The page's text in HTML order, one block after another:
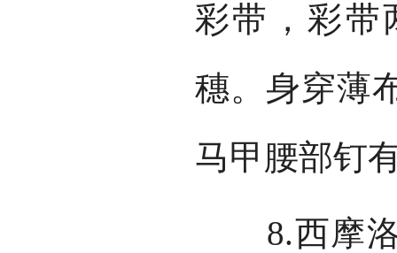
彩带，彩带
穗。身穿薄
马甲腰部钉
8.西摩洛